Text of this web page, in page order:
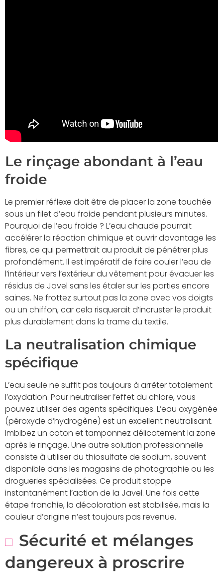
Le rinçage abondant à l’eau
froide
Le premier réflexe doit être de placer la zone touchée
sous un filet d’eau froide pendant plusieurs minutes.
Pourquoi de l’eau froide ? L’eau chaude pourrait
accélérer la réaction chimique et ouvrir davantage les
fibres, ce qui permettrait au produit de pénétrer plus
profondément. Il est impératif de faire couler l’eau de
l’intérieur vers l’extérieur du vêtement pour évacuer les
résidus de Javel sans les étaler sur les parties encore
saines. Ne frottez surtout pas la zone avec vos doigts
ou un chiffon, car cela risquerait d’incruster le produit
plus durablement dans la trame du textile.
La neutralisation chimique
spécifique
L’eau seule ne suffit pas toujours à arrêter totalement
l’oxydation. Pour neutraliser l’effet du chlore, vous
pouvez utiliser des agents spécifiques. L’eau oxygénée
(péroxyde d’hydrogène) est un excellent neutralisant.
Imbibez un coton et tamponnez délicatement la zone
après le rinçage. Une autre solution professionnelle
consiste à utiliser du thiosulfate de sodium, souvent
disponible dans les magasins de photographie ou les
drogueries spécialisées. Ce produit stoppe
instantanément l’action de la Javel. Une fois cette
étape franchie, la décoloration est stabilisée, mais la
couleur d’origine n’est toujours pas revenue.
Sécurité et mélanges
dangereux à proscrire